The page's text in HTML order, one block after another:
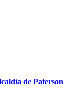
de Paterson